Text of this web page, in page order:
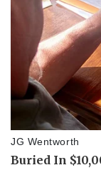
Pháp luật
Vụ án
Tin nóng
Tư vấn luật